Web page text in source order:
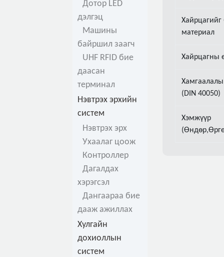
Дотор LED
дэлгэц
Машины
байршил заагч
UHF RFID бие
даасан
терминал
Нэвтрэх эрхийн
систем
Нэвтрэх эрх
Ухаалаг цоож
Контроллер
Дагалдах
хэрэгсэл
Дангаараа бие
дааж ажиллах
Хулгайн
дохиоллын
систем
Хайрцагийг
материал
Хайрцагны
(DIN 40050)
Хэмжүүр